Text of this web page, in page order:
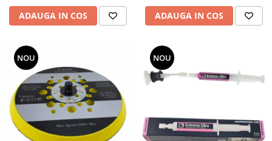
ADAUGA IN COS ADAUGA IN COS
NOU NOU